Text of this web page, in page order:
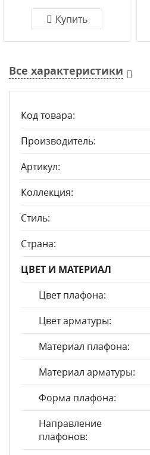
Купить
Все характеристики
Код товара:
Производитель:
Артикул:
Коллекция:
Стиль:
Страна:
ЦВЕТ И МАТЕРИАЛ
Цвет плафона:
Цвет арматуры:
Материал плафона:
Материал арматуры:
Форма плафона:
Направление
плафонов: